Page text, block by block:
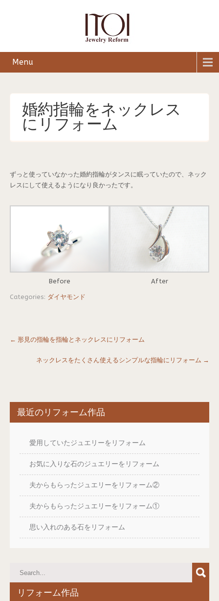
Menu
婚約指輪をネックレス
にリフォーム
ずっと使っていなかった婚約指輪がタンスに眠っていたので、ネック
レスにして使えるようになり良かったです。
Before After
Categories: ダイヤモンド
Post
navigation
← 形見の指輪を指輪とネックレスにリフォーム
ネックレスをたくさん使えるシンプルな指輪にリフォーム →
最近のリフォーム作品
愛用していたジュエリーをリフォーム
お気に入りな石のジュエリーをリフォーム
夫からもらったジュエリーをリフォーム②
夫からもらったジュエリーをリフォーム①
思い入れのある石をリフォーム
リフォーム作品